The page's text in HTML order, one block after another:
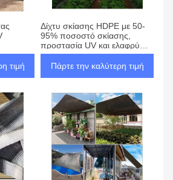
τιμή
Δίχτυ σκίασης HDPE με 50-
95% ποσοστό σκίασης,
προστασία UV και ελαφρύ
σχεδιασμό για εξωτερικές
εφαρμογές
Πάρτε την καλύτερη τιμή